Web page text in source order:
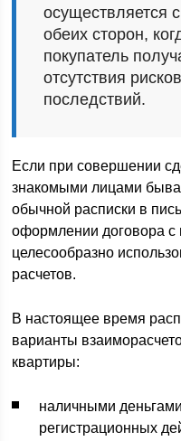
осуществляется
обеих сторон,
покупатель
отсутствия
последствий.
Если при совершении
знакомыми лицами
обычной расписки в
оформлении договора
целесообразно
расчетов.
В настоящее время
варианты
квартиры:
наличными
регистрационных